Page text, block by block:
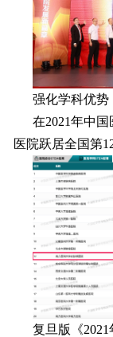
强化学科优
在2021年中
医院跃居全国第
复旦版《